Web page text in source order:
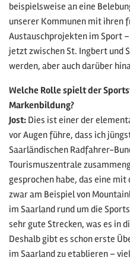
beispielsweise an eine
unserer Kommunen mit ihren
Austauschprojekten im Sport
jetzt zwischen St. Ingbert und
werden, aber auch darüber
Welche Rolle spielt der
Markenbildung?
Jost: Dies ist einer der
vor Augen führe, dass ich
Saarländischen Radfahrer-
Tourismuszentrale
gesprochen habe, das eine
zwar am Beispiel von
im Saarland rund um die
sehr gute Strecken, was es in
Deshalb gibt es schon erste
im Saarland zu etablieren –